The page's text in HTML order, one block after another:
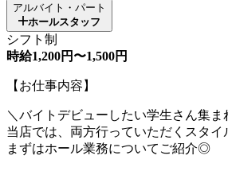
アルバイト・パート
ホールスタッフ
シフト制
時給1,200円〜1,500円
【お仕事内容】
＼バイトデビューしたい学生さん集
当店では、両方行っていただくスタイ
まずはホール業務についてご紹介◎